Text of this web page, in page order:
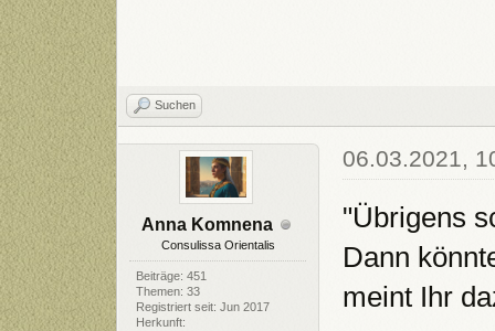
Suchen
Anna Komnena
Consulissa Orientalis
Beiträge: 451
Themen: 33
Registriert seit: Jun 2017
Herkunft:
06.03.2021,
"Übrigens
Dann
meint Ihr